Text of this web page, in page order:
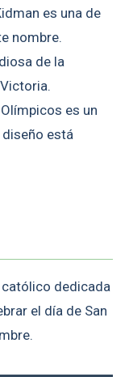
es una de
nombre.
de la
es un
diseño está
católico dedicada
el día de San